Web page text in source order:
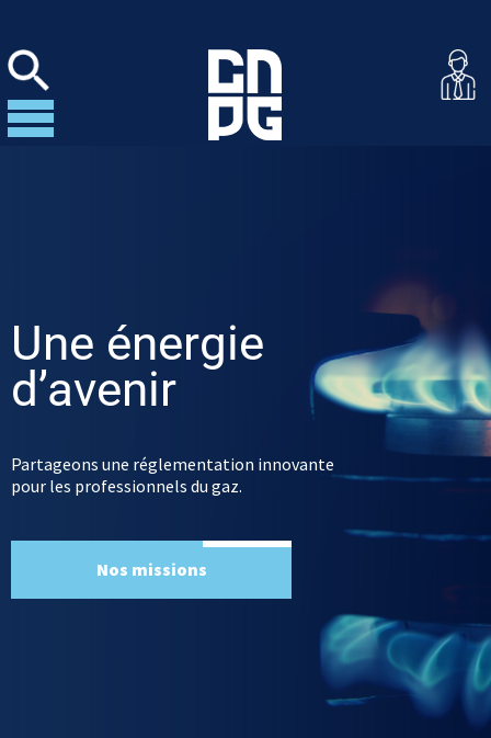
Une énergie
d’avenir
Partageons une réglementation innovante
pour les professionnels du gaz.
Nos missions